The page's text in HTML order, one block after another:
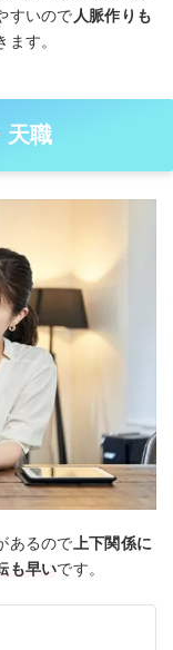
すいので 人脈作りも
ます。
天職
あるので上下関係に
も早いです。